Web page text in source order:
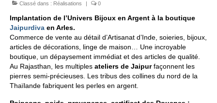
FORMATIONS DE FORMATEURS
CONSEILS & PRESTATIONS
REALISATIONS
CONTACT
Classé dans : Réalisations | 0
Implantation de l’Univers Bijoux en Argent à la boutique
Jaipurdiva en Arles.
Commerce de vente au détail d’Artisanat d’Inde, soieries, bijoux,
articles de décorations, linge de maison… Une incroyable
boutique, un dépaysement immédiat et des articles de qualité.
Au Rajasthan, les multiples ateliers de Jaipurfaçonnent les
pierres semi-précieuses. Les tribus des collines du nord de la
Thaïlande fabriquent les perles en argent.